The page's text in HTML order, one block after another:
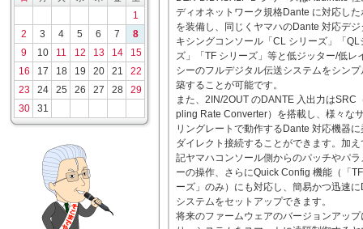
1
2
3 4 5 6 7
8
9
10 11 12 13 14
15
16
17 18 19 20 21
22
23
24 25 26 27 28
29
30
31
ディオネットワーク規格Dante に対応した
を装備し、同じくヤマハのDante 対応デジ
キシングコンソール「CL シリーズ」「QL
ズ」「TF シリーズ」等と低ジッター/低レ
シーのフルデジタル伝送システムをシンプ
築することが可能です。
また、2IN/2OUT のDANTE 入出力はSRC
pling Rate Converter）を搭載し、様々な
リングレートで動作するDante 対応機器に
ダイレクト接続することができます。加え
記ヤマハコンソール側からのパッチやパラ
ーの操作、さらにQuick Config 機能（「
ーズ」のみ）にも対応し、簡易かつ迅速
システムをセットアップできます。
将来のファームウェアのバージョンアップ